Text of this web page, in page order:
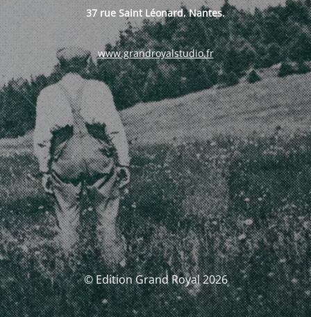
37 rue Saint Léonard, Nantes.
www.grandroyalstudio.fr
© Edition Grand Royal 2026